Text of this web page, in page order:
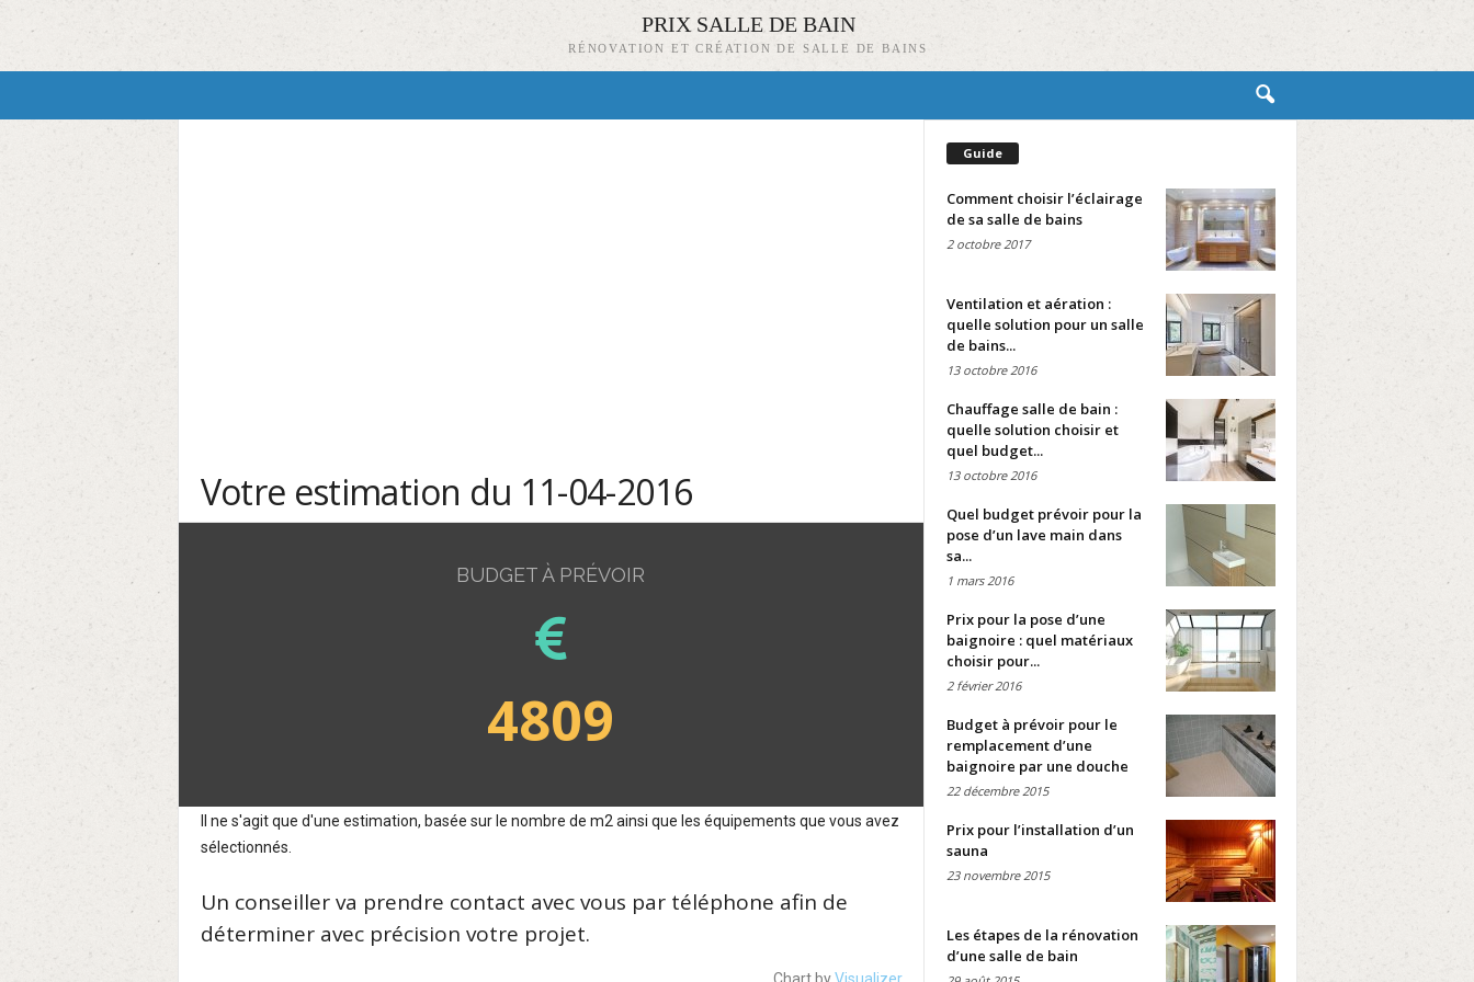
PRIX SALLE DE BAIN
RÉNOVATION ET CRÉATION DE SALLE DE BAINS
Votre estimation du 11-04-2016
BUDGET À PRÉVOIR
4809
Il ne s'agit que d'une estimation, basée sur le nombre de m2 ainsi que les équipements que vous avez
sélectionnés.
Un conseiller va prendre contact avec vous par téléphone afin de
déterminer avec précision votre projet.
Chart byVisualizer
Guide
Comment choisir l’éclairage
de sa salle de bains
2 octobre 2017
Ventilation et aération :
quelle solution pour un salle
de bains...
13 octobre 2016
Chauffage salle de bain :
quelle solution choisir et
quel budget...
13 octobre 2016
Quel budget prévoir pour la
pose d’un lave main dans
sa...
1 mars 2016
Prix pour la pose d’une
baignoire : quel matériaux
choisir pour...
2 février 2016
Budget à prévoir pour le
remplacement d’une
baignoire par une douche
22 décembre 2015
Prix pour l’installation d’un
sauna
23 novembre 2015
Les étapes de la rénovation
d’une salle de bain